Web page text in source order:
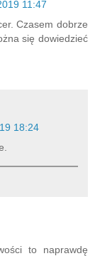
11:47
Czasem dobrze
się dowiedzieć
18:24
to naprawdę